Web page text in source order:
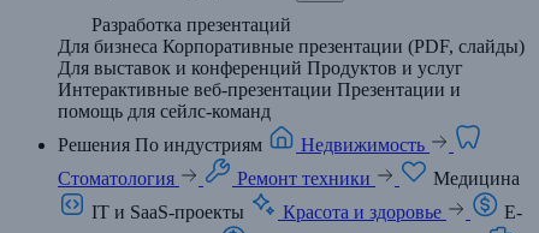
Разработка презентаций
Для бизнеса Корпоративные презентации (PDF, слайды)
Для выставок и конференций Продуктов и услуг
Интерактивные веб-презентации Презентации и
помощь для сейлс-команд
Решения По индустриям
Недвижимость
Стоматология
Ремонт техники
Медицина
IT и SaaS-проекты
Красота и здоровье
E-